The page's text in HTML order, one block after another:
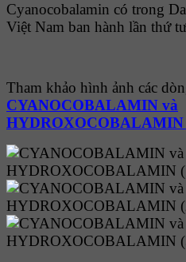
Cyanocobalamin có trong
Việt Nam ban hành lần thứ
Tham khảo hình ảnh các
CYANOCOBALAMIN và
HYDROXOCOBALAMIN